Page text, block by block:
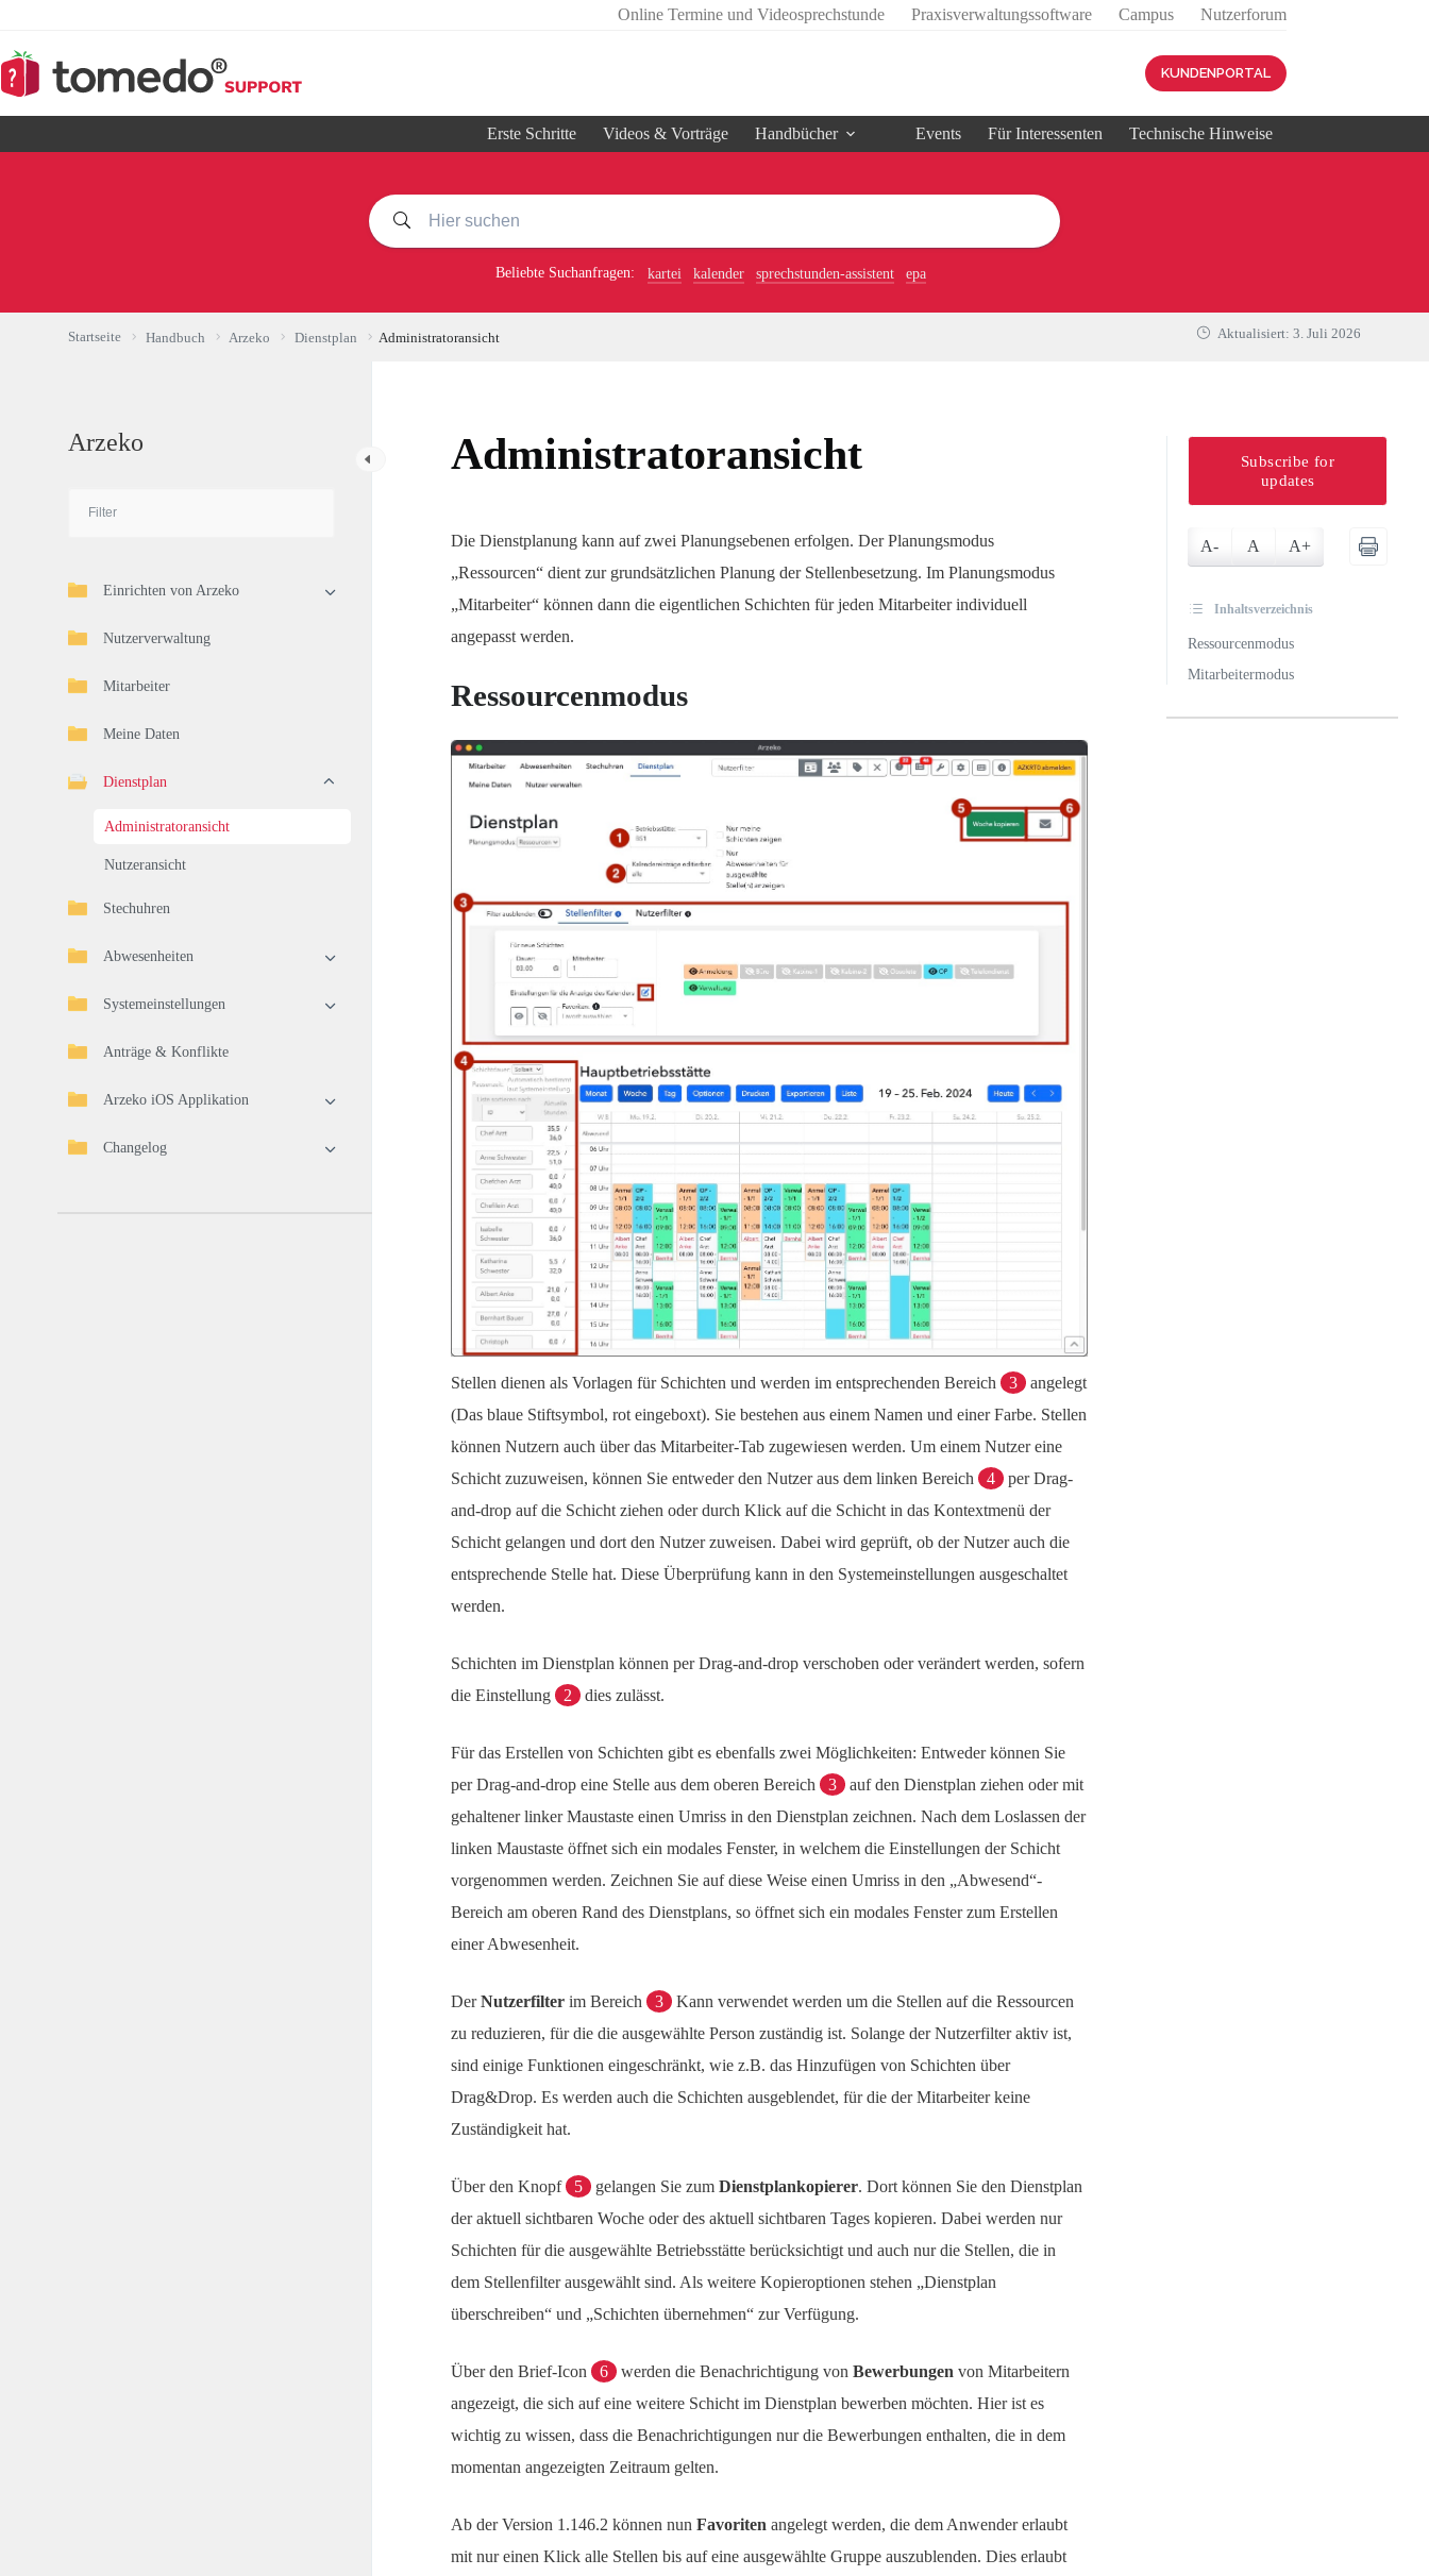
springen
Online Termine und Videosprechstunde Praxisverwaltungssoftware Campus Nutzerforum
KUNDENPORTAL
Erste Schritte Videos & Vorträge Handbücher Events Für Interessenten Technische Hinweise
Beliebte Suchanfragen: kartei kalender sprechstunden-assistent epa
Startseite Handbuch Arzeko Dienstplan Administratoransicht Aktualisiert: 3. Juli 2026
Arzeko
Einrichten von Arzeko
Nutzerverwaltung
Mitarbeiter
Meine Daten
Dienstplan
Administratoransicht
Nutzeransicht
Stechuhren
Abwesenheiten
Systemeinstellungen
Anträge & Konflikte
Arzeko iOS Applikation
Changelog
Administratoransicht
Die Dienstplanung kann auf zwei Planungsebenen erfolgen. Der Planungsmodus
„Ressourcen“ dient zur grundsätzlichen Planung der Stellenbesetzung. Im Planungsmodus
„Mitarbeiter“ können dann die eigentlichen Schichten für jeden Mitarbeiter individuell
angepasst werden.
Ressourcenmodus
Stellen dienen als Vorlagen für Schichten und werden im entsprechenden Bereich 3 angelegt
(Das blaue Stiftsymbol, rot eingeboxt). Sie bestehen aus einem Namen und einer Farbe. Stellen
können Nutzern auch über das Mitarbeiter-Tab zugewiesen werden. Um einem Nutzer eine
Schicht zuzuweisen, können Sie entweder den Nutzer aus dem linken Bereich
4 per Drag-
and-drop auf die Schicht ziehen oder durch Klick auf die Schicht in das Kontextmenü der
Schicht gelangen und dort den Nutzer zuweisen. Dabei wird geprüft, ob der Nutzer auch die
entsprechende Stelle hat. Diese Überprüfung kann in den Systemeinstellungen ausgeschaltet
werden.
Schichten im Dienstplan können per Drag-and-drop verschoben oder verändert werden, sofern
die Einstellung
2 dies zulässt.
Für das Erstellen von Schichten gibt es ebenfalls zwei Möglichkeiten: Entweder können Sie
per Drag-and-drop eine Stelle aus dem oberen Bereich
3 auf den Dienstplan ziehen oder mit
gehaltener linker Maustaste einen Umriss in den Dienstplan zeichnen. Nach dem Loslassen der
linken Maustaste öffnet sich ein modales Fenster, in welchem die Einstellungen der Schicht
vorgenommen werden. Zeichnen Sie auf diese Weise einen Umriss in den „Abwesend“-
Bereich am oberen Rand des Dienstplans, so öffnet sich ein modales Fenster zum Erstellen
einer Abwesenheit.
DerNutzerfilterim Bereich 3 Kann verwendet werden um die Stellen auf die Ressourcen
zu reduzieren, für die die ausgewählte Person zuständig ist. Solange der Nutzerfilter aktiv ist,
sind einige Funktionen eingeschränkt, wie z.B. das Hinzufügen von Schichten über
Drag&Drop. Es werden auch die Schichten ausgeblendet, für die der Mitarbeiter keine
Zuständigkeit hat.
Über den Knopf 5 gelangen Sie zum Dienstplankopierer. Dort können Sie den Dienstplan
der aktuell sichtbaren Woche oder des aktuell sichtbaren Tages kopieren. Dabei werden nur
Schichten für die ausgewählte Betriebsstätte berücksichtigt und auch nur die Stellen, die in
dem Stellenfilter ausgewählt sind. Als weitere Kopieroptionen stehen „Dienstplan
überschreiben“ und „Schichten übernehmen“ zur Verfügung.
Über den Brief-Icon 6 werden die Benachrichtigung von Bewerbungen von Mitarbeitern
angezeigt, die sich auf eine weitere Schicht im Dienstplan bewerben möchten. Hier ist es
wichtig zu wissen, dass die Benachrichtigungen nur die Bewerbungen enthalten, die in dem
momentan angezeigten Zeitraum gelten.
Ab der Version 1.146.2 können nun Favoriten angelegt werden, die dem Anwender erlaubt
mit nur einen Klick alle Stellen bis auf eine ausgewählte Gruppe auszublenden. Dies erlaubt
Subscribe for
updates
A- A A+
Inhaltsverzeichnis
Ressourcenmodus
Mitarbeitermodus